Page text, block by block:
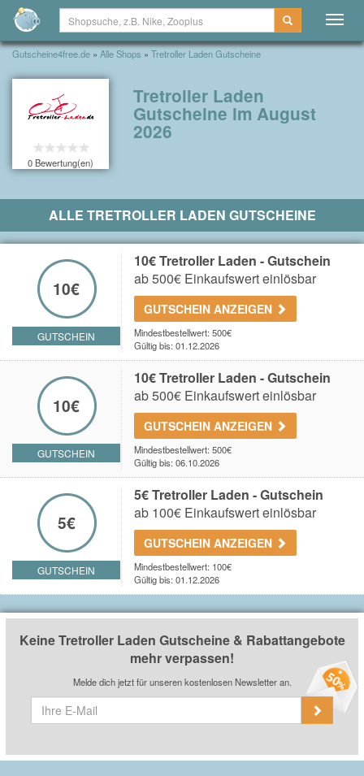
Gutscheine4free.de » Alle Shops » Tretroller Laden Gutscheine
0 Bewertung(en)
Tretroller Laden
Gutscheine im August
2026
ALLE TRETROLLER LADEN GUTSCHEINE
10€
GUTSCHEIN
10€ Tretroller Laden - Gutschein
ab 500€ Einkaufswert einlösbar
GUTSCHEIN ANZEIGEN
Mindestbestellwert: 500€
Gültig bis: 01.12.2026
10€
GUTSCHEIN
10€ Tretroller Laden - Gutschein
ab 500€ Einkaufswert einlösbar
GUTSCHEIN ANZEIGEN
Mindestbestellwert: 500€
Gültig bis: 06.10.2026
5€
GUTSCHEIN
5€ Tretroller Laden - Gutschein
ab 100€ Einkaufswert einlösbar
GUTSCHEIN ANZEIGEN
Mindestbestellwert: 100€
Gültig bis: 01.12.2026
Keine Tretroller Laden Gutscheine & Rabattangebote
mehr verpassen!
Melde dich jetzt für unseren kostenlosen Newsletter an.